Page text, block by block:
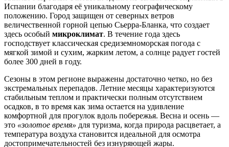
Испании благодаря её уникальному географическому
положению. Город защищен от северных ветров
величественной горной цепью Сьерра-Бланка, что создает
здесь особый микроклимат. В течение года здесь
господствует классическая средиземноморская погода с
мягкой зимой и сухим, жарким летом, а солнце радует гостей
более 300 дней в году.
Сезоны в этом регионе выражены достаточно четко, но без
экстремальных перепадов. Летние месяцы характеризуются
стабильным теплом и практически полным отсутствием
осадков, в то время как зима остается на удивление
комфортной для прогулок вдоль побережья. Весна и осень —
это «золотое время» для туризма, когда природа расцветает, а
температура воздуха становится идеальной для осмотра
достопримечательностей без изнуряющей жары.